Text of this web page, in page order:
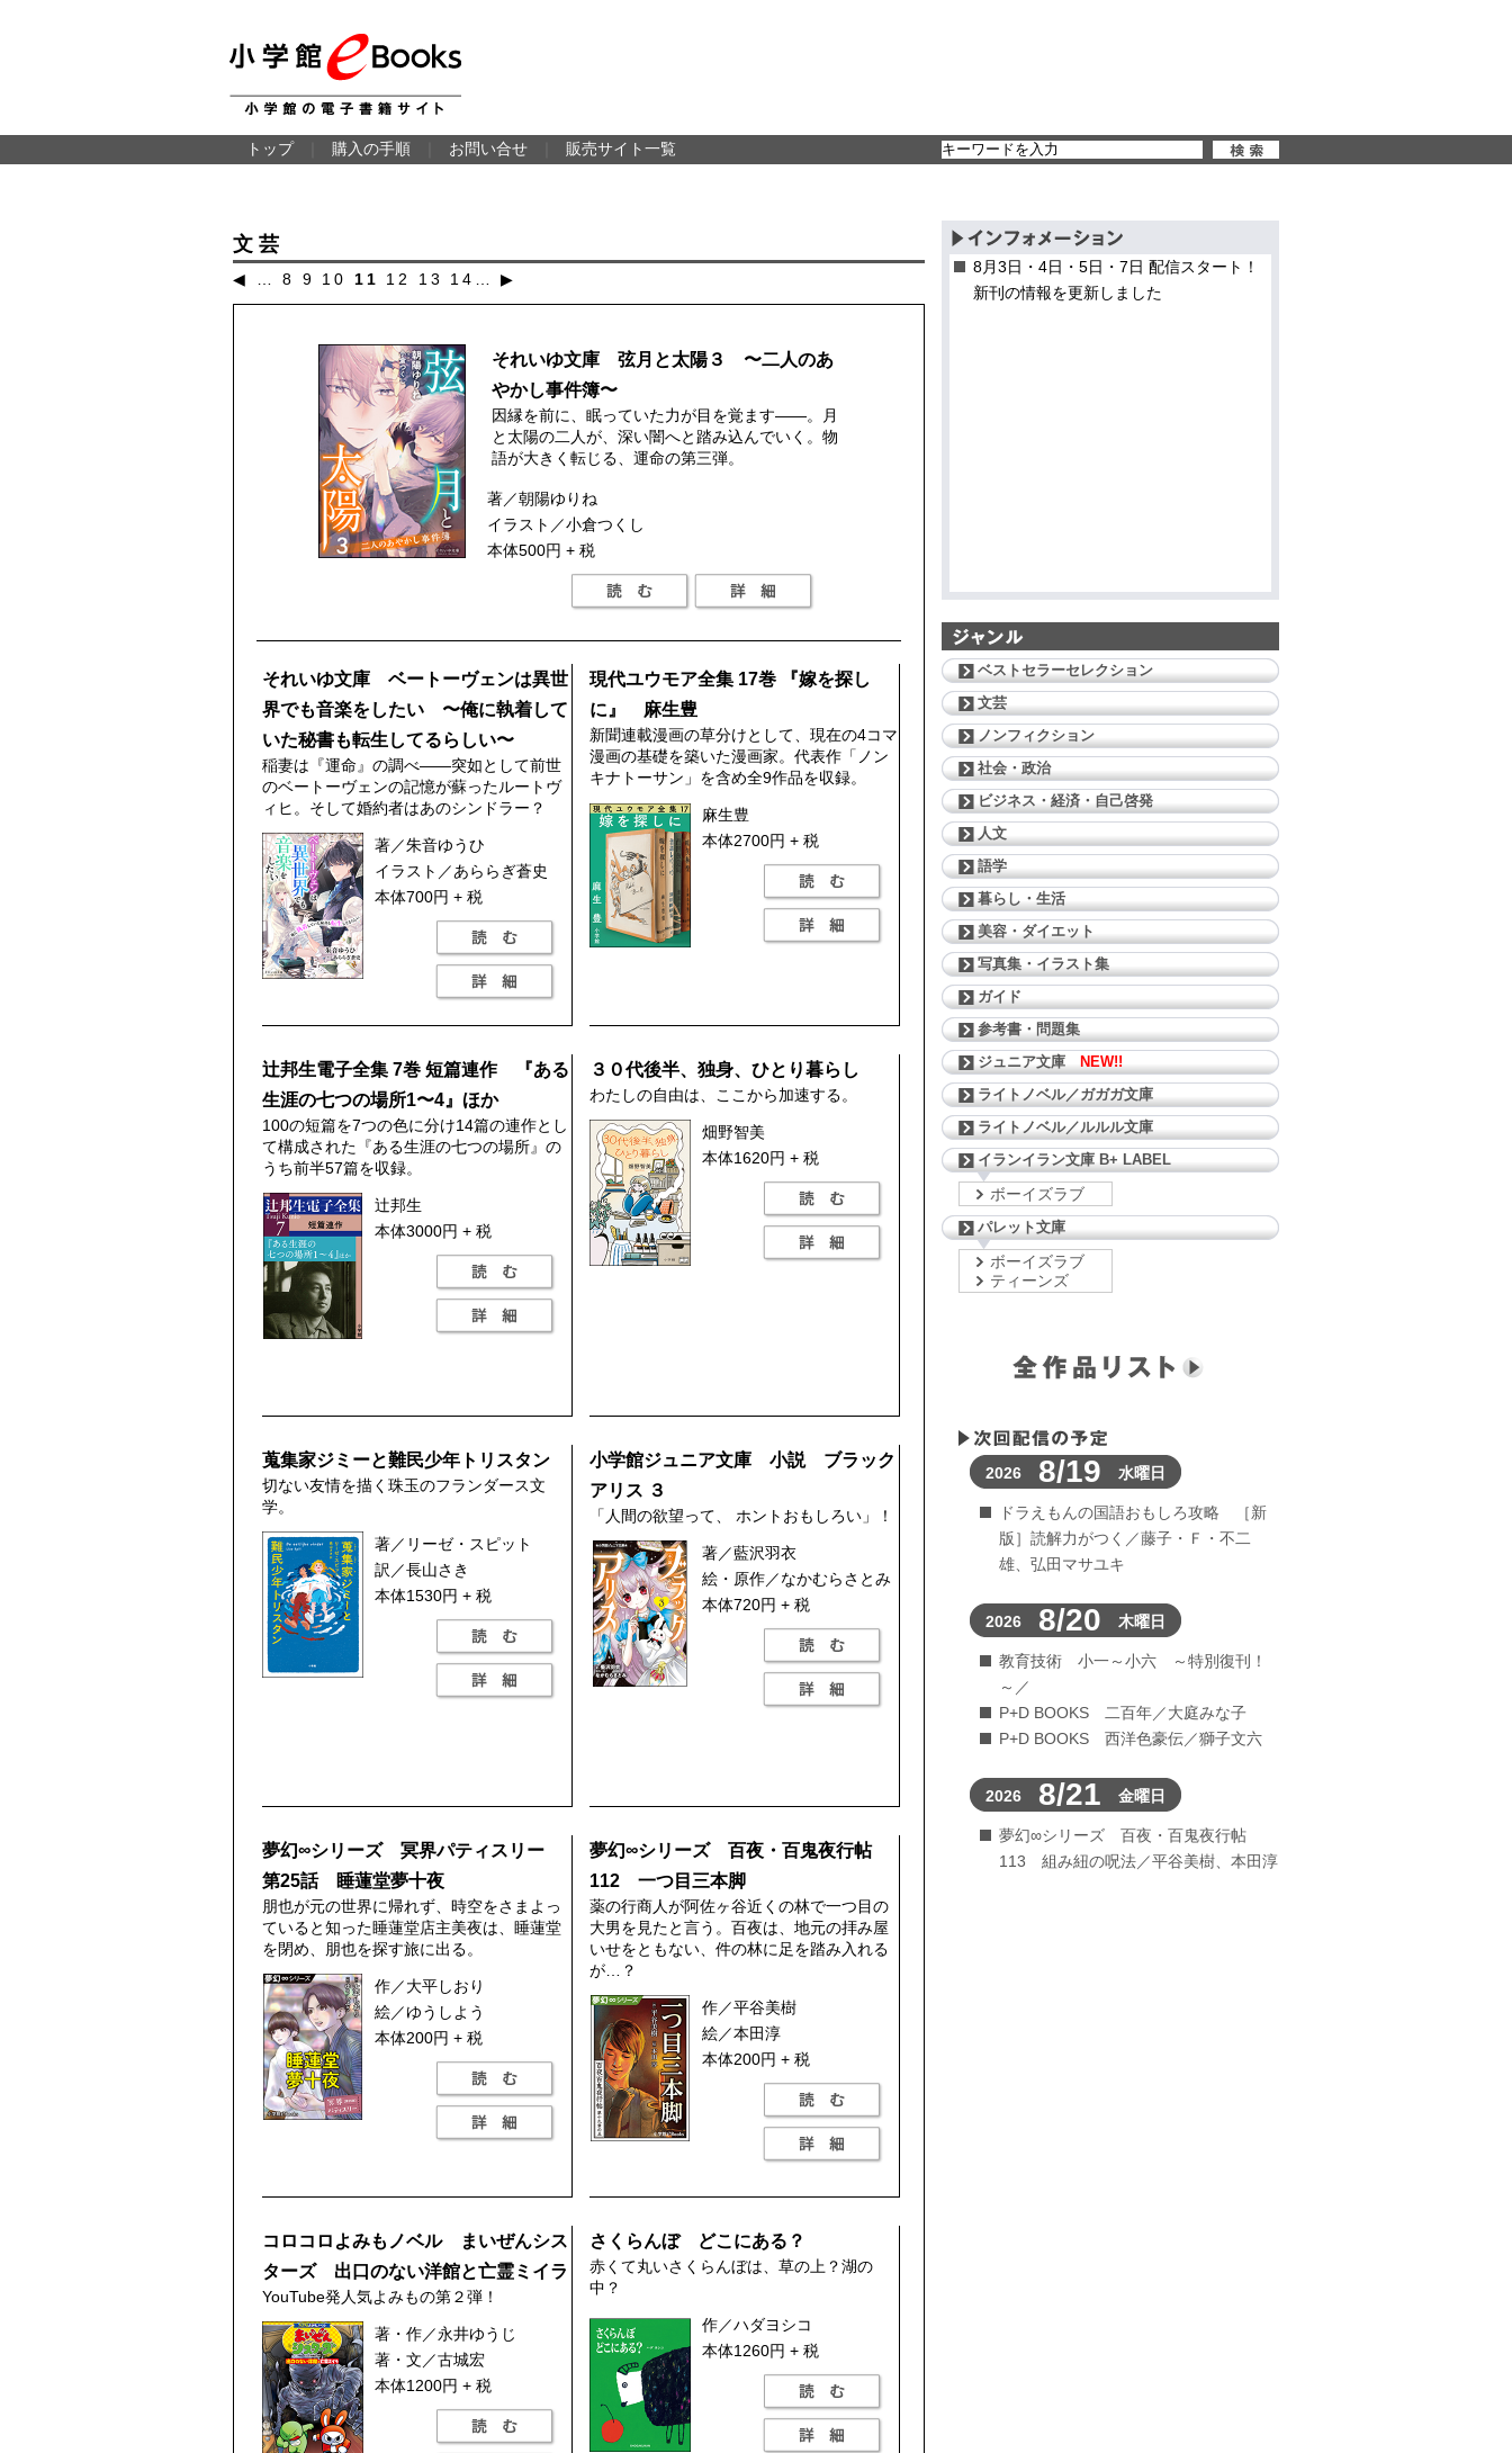
トップ 購入の手順 お問い合せ 販売サイト一覧
文芸
◀ …8 9 10 11 12 13 14 …▶
それいゆ文庫 弦月と太陽３ 〜二人のあ
やかし事件簿〜
因縁を前に、眠っていた力が目を覚ます——。月
と太陽の二人が、深い闇へと踏み込んでいく。物
語が大きく転じる、運命の第三弾。
著／朝陽ゆりね
イラスト／小倉つくし
本体500円 + 税
それいゆ文庫 ベートーヴェンは異世
界でも音楽をしたい 〜俺に執着して
いた秘書も転生してるらしい〜
稲妻は『運命』の調べ——突如として前世
のベートーヴェンの記憶が蘇ったルートヴ
ィヒ。そして婚約者はあのシンドラー？
著／朱音ゆうひ
イラスト／あららぎ蒼史
本体700円 + 税
現代ユウモア全集 17巻 『嫁を探し
に』 麻生豊
新聞連載漫画の草分けとして、現在の4コマ
漫画の基礎を築いた漫画家。代表作「ノン
キナトーサン」を含め全9作品を収録。
麻生豊
本体2700円 + 税
辻邦生電子全集 7巻 短篇連作 『ある
生涯の七つの場所1〜4』ほか
100の短篇を7つの色に分け14篇の連作とし
て構成された『ある生涯の七つの場所』の
うち前半57篇を収録。
辻邦生
本体3000円 + 税
３０代後半、独身、ひとり暮らし
わたしの自由は、ここから加速する。
畑野智美
本体1620円 + 税
蒐集家ジミーと難民少年トリスタン
切ない友情を描く珠玉のフランダース文
学。
著／リーゼ・スピット
訳／長山さき
本体1530円 + 税
小学館ジュニア文庫 小説 ブラック
アリス ３
「人間の欲望って、 ホントおもしろい」！
著／藍沢羽衣
絵・原作／なかむらさとみ
本体720円 + 税
夢幻∞シリーズ 冥界パティスリー
第25話 睡蓮堂夢十夜
朋也が元の世界に帰れず、時空をさまよっ
ていると知った睡蓮堂店主美夜は、睡蓮堂
を閉め、朋也を探す旅に出る。
作／大平しおり
絵／ゆうしよう
本体200円 + 税
夢幻∞シリーズ 百夜・百鬼夜行帖
112 一つ目三本脚
薬の行商人が阿佐ヶ谷近くの林で一つ目の
大男を見たと言う。百夜は、地元の拝み屋
いせをともない、件の林に足を踏み入れる
が…？
作／平谷美樹
絵／本田淳
本体200円 + 税
コロコロよみもノベル まいぜんシス
ターズ 出口のない洋館と亡霊ミイラ
YouTube発人気よみもの第２弾！
著・作／永井ゆうじ
著・文／古城宏
本体1200円 + 税
さくらんぼ どこにある？
赤くて丸いさくらんぼは、草の上？湖の
中？
作／ハダヨシコ
本体1260円 + 税
8月3日・4日・5日・7日 配信スタート！
新刊の情報を更新しました
ベストセラーセレクション
文芸
ノンフィクション
社会・政治
ビジネス・経済・自己啓発
人文
語学
暮らし・生活
美容・ダイエット
写真集・イラスト集
ガイド
参考書・問題集
ジュニア文庫
NEW!!
ライトノベル／ガガガ文庫
ライトノベル／ルルル文庫
イランイラン文庫 B+ LABEL
ボーイズラブ
パレット文庫
ボーイズラブ
ティーンズ
2026 8/19 水曜日
ドラえもんの国語おもしろ攻略 ［新
版］読解力がつく／藤子・Ｆ・不二
雄、弘田マサユキ
2026 8/20 木曜日
教育技術 小一～小六 ～特別復刊！
～／
P+D BOOKS 二百年／大庭みな子
P+D BOOKS 西洋色豪伝／獅子文六
2026 8/21 金曜日
夢幻∞シリーズ 百夜・百鬼夜行帖
113 組み紐の呪法／平谷美樹、本田淳